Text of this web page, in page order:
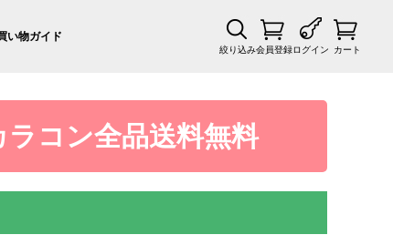
い物ガイド
絞り込み会員登録ログイン カート
ラコン全品送料無料